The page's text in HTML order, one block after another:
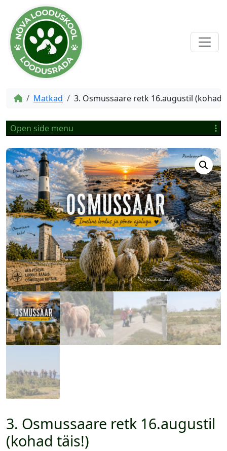
Matkad 3. Osmussaare retk 16.augustil (kohad
Open side menu
3. Osmussaare retk 16.augustil
(kohad täis!)